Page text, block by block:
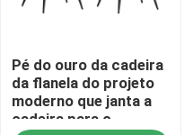
Pé do ouro da cadeira
da flanela do projeto
moderno que janta a
cadeira para o